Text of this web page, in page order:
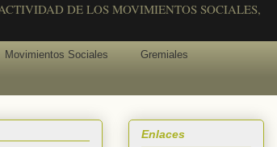
DE LOS MOVIMIENTOS SOCIALES,
Movimientos Sociales Gremiales
Enlaces